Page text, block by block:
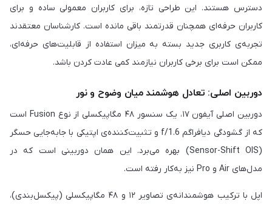
دسترس هستند. این طراحی تازه، برای کاربران معمولی ساده و برای
کاربران حرفه‌ای همچنان قدرتمند باقی مانده است. کارشناسان معتقدند
تجربه‌ی کاربری جدید بسته به میزان استفاده از قابلیت‌های حرفه‌ای،
ممکن است برای برخی کاربران نیازمند کمی عادت کردن باشد.
دوربین اصلی: تعادل هوشمند میان وضوح و نور
دوربین اصلی آیفون ۱۷، یک سنسور ۴۸ مگاپیکسلی از نوع Fusion است
که از گشودگی دیافراگم f/1.6 و تثبیت‌کننده‌ی اپتیکی با جابه‌جایی حسگر
(Sensor-Shift OIS) بهره می‌برد. این همان دوربینی است که در
مدل‌های Air و Pro نیز به‌کار رفته است.
اپل با ترکیب هوشمندانه‌ی تصاویر ۱۲ و ۴۸ مگاپیکسلی (پیکسل‌بندی)،